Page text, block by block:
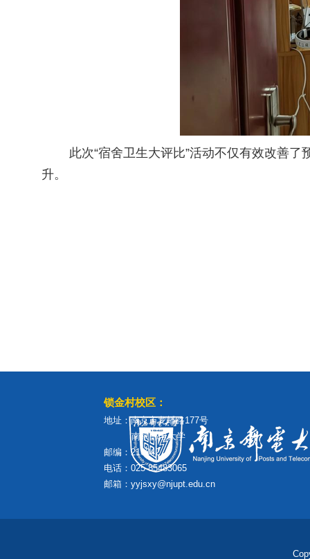
此次“宿舍卫生大评比”活动不仅有效改善了
升。
锁金村校区：
地址：南京市龙蟠路177号
南京邮电大学
邮编：210042
电话：025-85483065
邮箱：yyjsxy@njupt.edu.cn